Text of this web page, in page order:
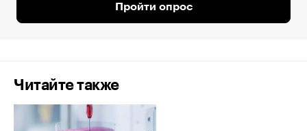
Пройти опрос
Читайте также